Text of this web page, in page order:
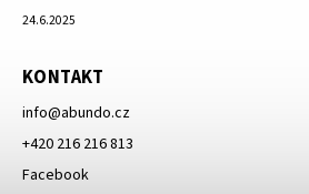
24.6.2025
KONTAKT
info@abundo.cz
+420 216 216 813
Facebook